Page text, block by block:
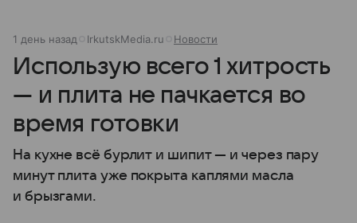
1 день назад IrkutskMedia.ru Новости
Использую всего 1 хитрость
— и плита не пачкается во
время готовки
На кухне всё бурлит и шипит — и через пару
минут плита уже покрыта каплями масла
и брызгами.